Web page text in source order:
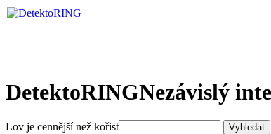
DetektoRINGNezávislý
Lov je cennější než kořist